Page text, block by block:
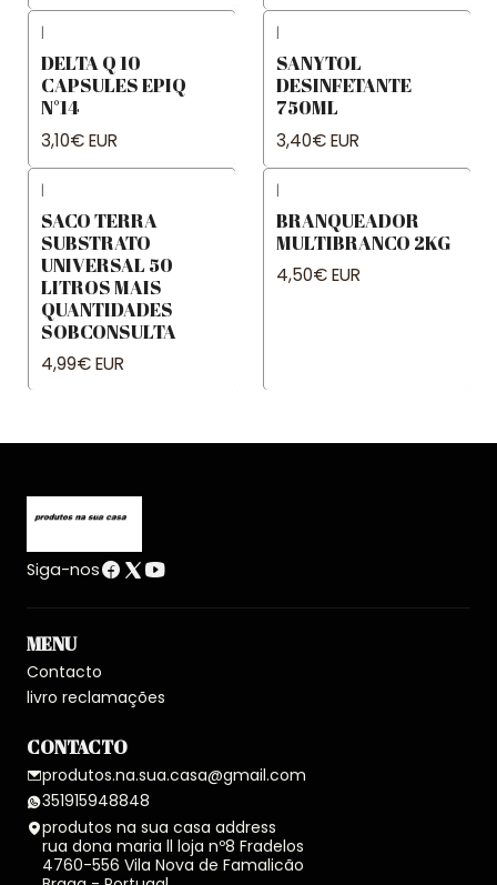
|
DELTA Q 10
CAPSULES EPIQ
N°14
3,10€ EUR
|
SANYTOL
DESINFETANTE
750ML
3,40€ EUR
|
SACO TERRA
SUBSTRATO
UNIVERSAL 50
LITROS MAIS
QUANTIDADES
SOBCONSULTA
4,99€ EUR
|
BRANQUEADOR
MULTIBRANCO 2KG
4,50€ EUR
Siga-nos
MENU
Contacto
livro reclamações
CONTACTO
produtos.na.sua.casa@gmail.com
351915948848
produtos na sua casa address
rua dona maria ll loja nº8 Fradelos
4760-556 Vila Nova de Famalicão